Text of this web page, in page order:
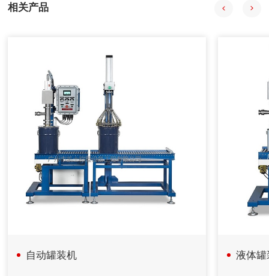
会获得数据并通过组态王特其同步显示。
2020年08月18日
自动配料系统采用中药工艺控制技术、计算机技术、信息技
术、现代检测技术、APC技术和专家系统，提供自动化整体解
决方案。
2020年08月18日
计算机在减重法施胶配料系统中的应用
在人造板减重法施胶计量监控过程中，采用计算机技术和PID
控制方法，完成系统的组态、设计、控制、管理等功能。配料
系统把单位时间内物料的前后重量差值转变为瞬时流量信号，
2020年04月26日
相关产品
自动罐装机 液体罐